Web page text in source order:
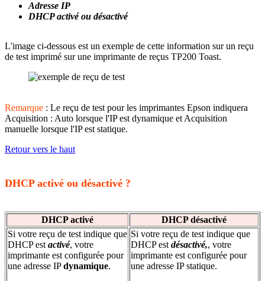
Adresse IP
DHCP activé ou désactivé
L'image ci-dessous est un exemple de cette information sur un reçu
de test imprimé sur une imprimante de reçus TP200 Toast.
Remarque : Le reçu de test pour les imprimantes Epson indiquera
Acquisition : Auto lorsque l'IP est dynamique et Acquisition
manuelle lorsque l'IP est statique.
Retour vers le haut
DHCP activé ou désactivé ?
DHCP activé
DHCP désactivé
Si votre reçu de test indique que
DHCP est activé, votre
imprimante est configurée pour
une adresse IPdynamique.
Si votre reçu de test indique que
DHCP est désactivé,, votre
imprimante est configurée pour
une adresse IP statique.